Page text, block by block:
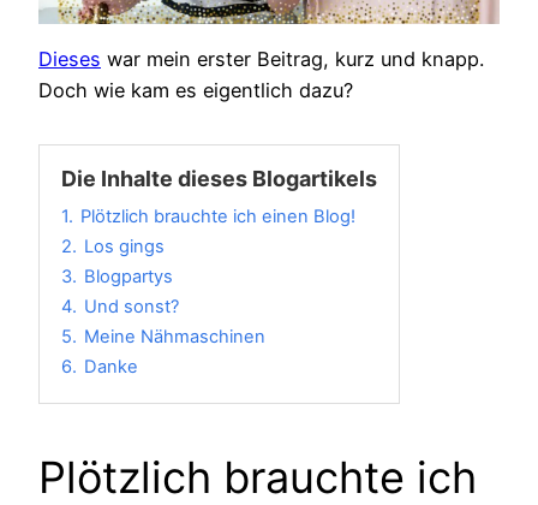
Dieses war mein erster Beitrag, kurz und knapp.
Doch wie kam es eigentlich dazu?
Die Inhalte dieses Blogartikels
1. Plötzlich brauchte ich einen Blog!
2. Los gings
3. Blogpartys
4. Und sonst?
5. Meine Nähmaschinen
6. Danke
Plötzlich brauchte ich